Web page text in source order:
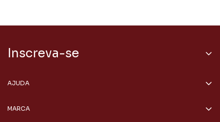
Inscreva-se
AJUDA
MARCA